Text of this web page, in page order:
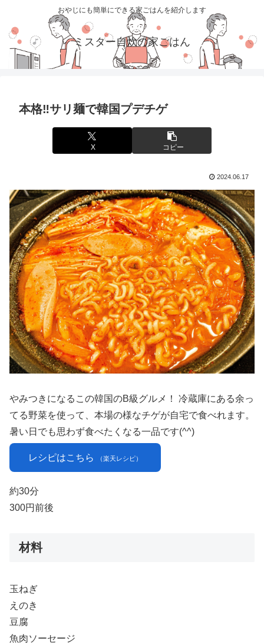
おやじにも簡単にできる家ごはんを紹介します
ミスター自炊の家ごはん
本格‼サリ麺で韓国プデチゲ
X コピー
2024.06.17
やみつきになるこの韓国のB級グルメ！ 冷蔵庫にある余っ
てる野菜を使って、本場の様なチゲが自宅で食べれます。
暑い日でも思わず食べたくなる一品です(^^)
レシピはこちら （楽天レシピ）
約30分
300円前後
材料
玉ねぎ
えのき
豆腐
魚肉ソーセージ